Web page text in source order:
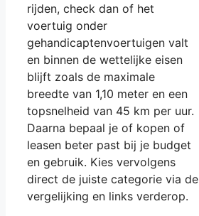
rijden, check dan of het
voertuig onder
gehandicaptenvoertuigen valt
en binnen de wettelijke eisen
blijft zoals de maximale
breedte van 1,10 meter en een
topsnelheid van 45 km per uur.
Daarna bepaal je of kopen of
leasen beter past bij je budget
en gebruik. Kies vervolgens
direct de juiste categorie via de
vergelijking en links verderop.